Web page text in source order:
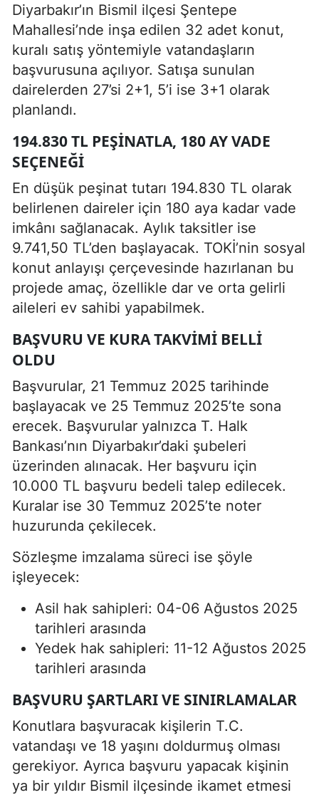
Diyarbakır’ın Bismil ilçesi Şentepe
Mahallesi’nde inşa edilen 32 adet konut,
kuralı satış yöntemiyle vatandaşların
başvurusuna açılıyor. Satışa sunulan
dairelerden 27’si 2+1, 5’i ise 3+1 olarak
planlandı.
194.830 TL PEŞINATLA, 180 AY VADE
SEÇENEĞI
En düşük peşinat tutarı 194.830 TL olarak
belirlenen daireler için 180 aya kadar vade
imkânı sağlanacak. Aylık taksitler ise
9.741,50 TL’den başlayacak. TOKİ’nin sosyal
konut anlayışı çerçevesinde hazırlanan bu
projede amaç, özellikle dar ve orta gelirli
aileleri ev sahibi yapabilmek.
BAŞVURU VE KURA TAKVIMI BELLI
OLDU
Başvurular, 21 Temmuz 2025 tarihinde
başlayacak ve 25 Temmuz 2025’te sona
erecek. Başvurular yalnızca T. Halk
Bankası’nın Diyarbakır’daki şubeleri
üzerinden alınacak. Her başvuru için
10.000 TL başvuru bedeli talep edilecek.
Kuralar ise 30 Temmuz 2025’te noter
huzurunda çekilecek.
Sözleşme imzalama süreci ise şöyle
işleyecek:
Asil hak sahipleri: 04-06 Ağustos 2025
tarihleri arasında
Yedek hak sahipleri: 11-12 Ağustos 2025
tarihleri arasında
BAŞVURU ŞARTLARI VE SINIRLAMALAR
Konutlara başvuracak kişilerin T.C.
vatandaşı ve 18 yaşını doldurmuş olması
gerekiyor. Ayrıca başvuru yapacak kişinin
ya bir yıldır Bismil ilçesinde ikamet etmesi